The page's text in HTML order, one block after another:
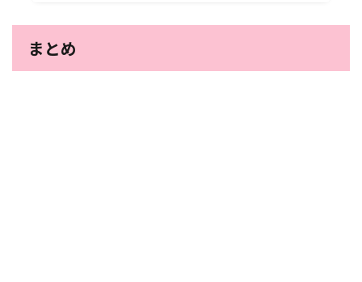
まとめ